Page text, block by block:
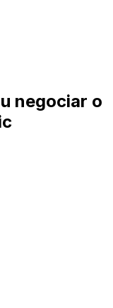
negociar o